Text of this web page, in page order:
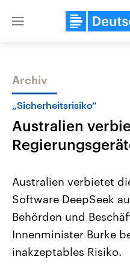
Close
Themen
Landtagswahl Sachsen-
2026
Alle Informationen
Sachsen-Anhalt wählt am 6.
September 2026 einen neuen
Landtag. Seit 2021 wird das
Archiv
„Sicherheitsrisiko“
Australien
Australien verbietet
Software DeepSeek
Behörden und
Innenminister Burke
inakzeptables Risiko.